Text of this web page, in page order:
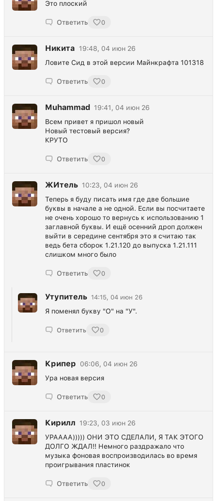
Это плоский
Ответить 0
Никита
19:48, 04 июн 26
Ловите Сид в этой версии Майнкрафта 101318
Ответить 0
Muhammad 19:41, 04 июн 26
Всем привет я пришол новый
Новый тестовый версия?
КРУТО
Ответить 0
ЖИтель 10:23, 04 июн 26
Теперь я буду писать имя где две большие
буквы в начале а не одной. Если вы посчитаете
не очень хорошо то вернусь к использованию 1
заглавной буквы. И ещё осенний дроп должен
выйти в середине сентября это я считаю так
ведь бета сборок 1.21.120 до выпуска 1.21.111
слишком много было
Ответить 0
Утупитель 14:15, 04 июн 26
Я поменял букву "О" на "У".
Ответить 0
Крипер
06:06, 04 июн 26
Ура новая версия
Ответить 0
Кирилл
19:23, 03 июн 26
УРАААА))))) ОНИ ЭТО СДЕЛАЛИ, Я ТАК ЭТОГО
ДОЛГО ЖДАЛ!! Немного раздражало что
музыка фоновая воспроизводилась во время
проигрывания пластинок
Ответить 0